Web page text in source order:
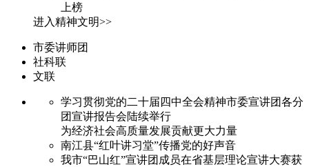
上榜
进入精神文明>>
市委讲师团
社科联
文联
学习贯彻党的二十届四中全会精神市委宣讲团各分
团宣讲报告会陆续举行
为经济社会高质量发展贡献更大力量
南江县“红叶讲习堂”传播党的好声音
我市“巴山红”宣讲团成员在省基层理论宣讲大赛获